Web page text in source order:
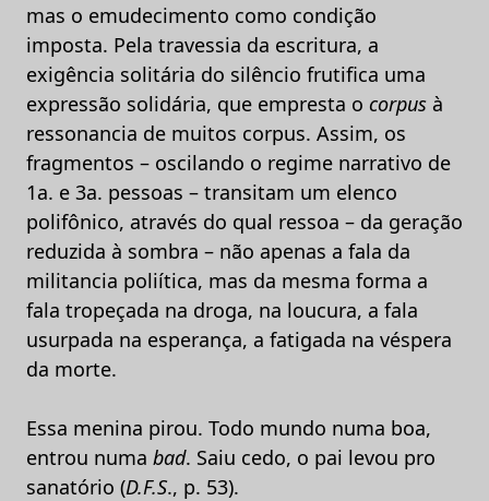
mas o emudecimento como condição
imposta. Pela travessia da escritura, a
exigência solitária do silêncio frutifica uma
expressão solidária, que empresta o corpus à
ressonancia de muitos corpus. Assim, os
fragmentos – oscilando o regime narrativo de
1a. e 3a. pessoas – transitam um elenco
polifônico, através do qual ressoa – da geração
reduzida à sombra – não apenas a fala da
militancia poliítica, mas da mesma forma a
fala tropeçada na droga, na loucura, a fala
usurpada na esperança, a fatigada na véspera
da morte.
Essa menina pirou. Todo mundo numa boa,
entrou numa bad. Saiu cedo, o pai levou pro
sanatório (D.F.S., p. 53).